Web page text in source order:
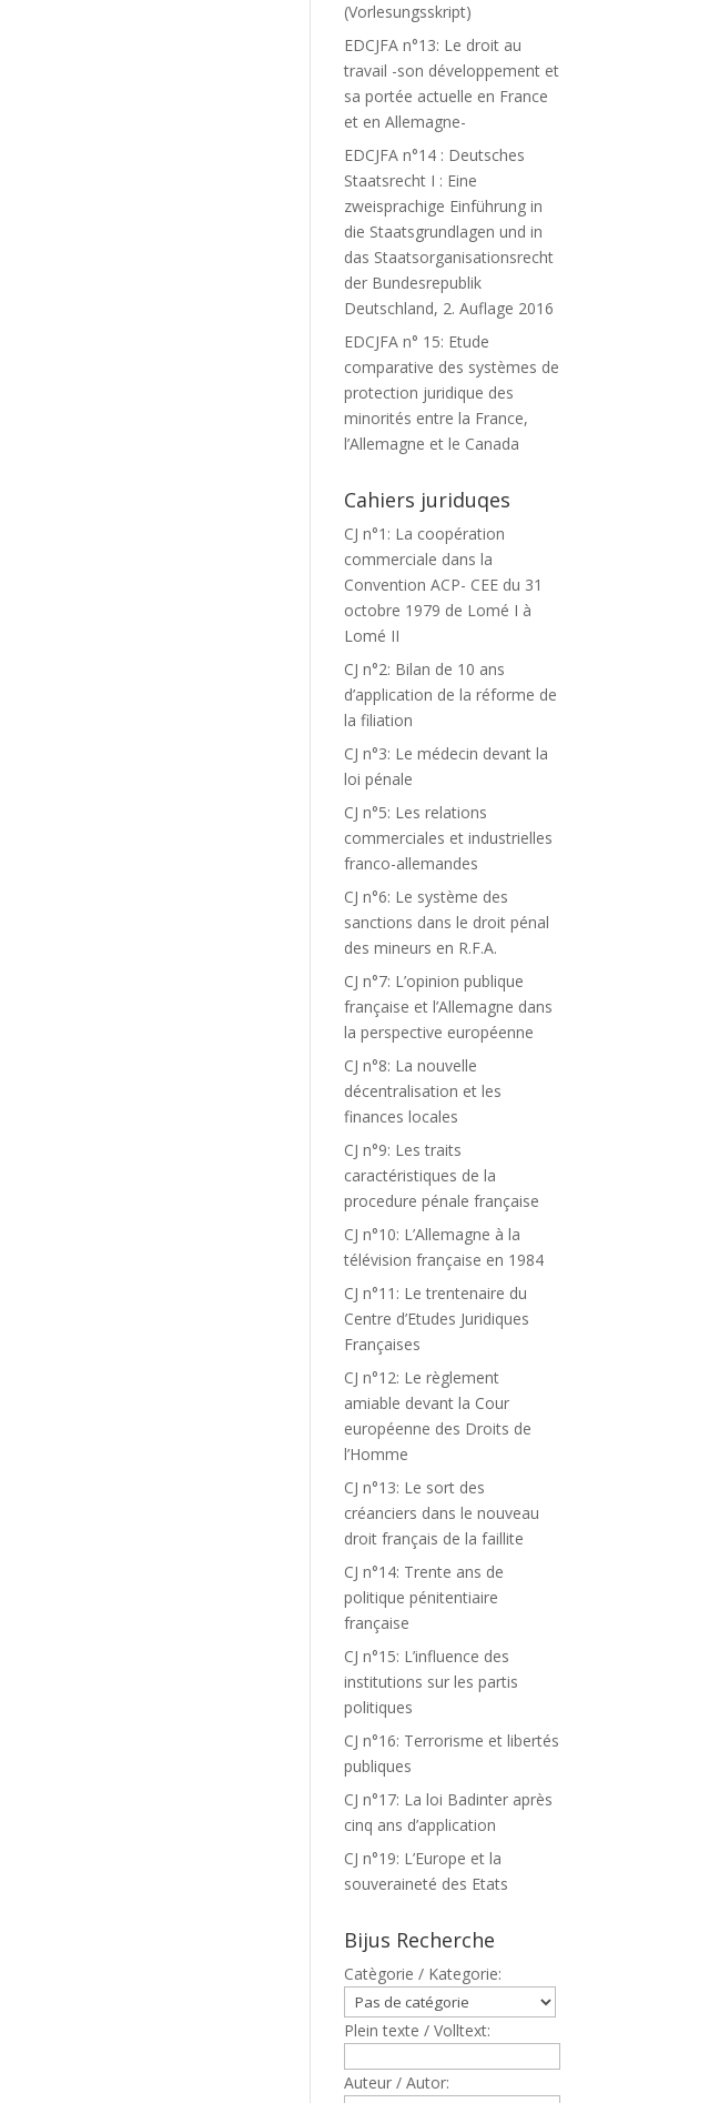
(Vorlesungsskript)
EDCJFA n°13: Le droit au
travail -son développement et
sa portée actuelle en France
et en Allemagne-
EDCJFA n°14 : Deutsches
Staatsrecht I : Eine
zweisprachige Einführung in
die Staatsgrundlagen und in
das Staatsorganisationsrecht
der Bundesrepublik
Deutschland, 2. Auflage 2016
EDCJFA n° 15: Etude
comparative des systèmes de
protection juridique des
minorités entre la France,
l’Allemagne et le Canada
Cahiers juriduqes
CJ n°1: La coopération
commerciale dans la
Convention ACP- CEE du 31
octobre 1979 de Lomé I à
Lomé II
CJ n°2: Bilan de 10 ans
d’application de la réforme de
la filiation
CJ n°3: Le médecin devant la
loi pénale
CJ n°5: Les relations
commerciales et industrielles
franco-allemandes
CJ n°6: Le système des
sanctions dans le droit pénal
des mineurs en R.F.A.
CJ n°7: L’opinion publique
française et l’Allemagne dans
la perspective européenne
CJ n°8: La nouvelle
décentralisation et les
finances locales
CJ n°9: Les traits
caractéristiques de la
procedure pénale française
CJ n°10: L’Allemagne à la
télévision française en 1984
CJ n°11: Le trentenaire du
Centre d’Etudes Juridiques
Françaises
CJ n°12: Le règlement
amiable devant la Cour
européenne des Droits de
l’Homme
CJ n°13: Le sort des
créanciers dans le nouveau
droit français de la faillite
CJ n°14: Trente ans de
politique pénitentiaire
française
CJ n°15: L’influence des
institutions sur les partis
politiques
CJ n°16: Terrorisme et libertés
publiques
CJ n°17: La loi Badinter après
cinq ans d’application
CJ n°19: L’Europe et la
souveraineté des Etats
Bijus Recherche
Catègorie / Kategorie:
Plein texte / Volltext:
Auteur / Autor: